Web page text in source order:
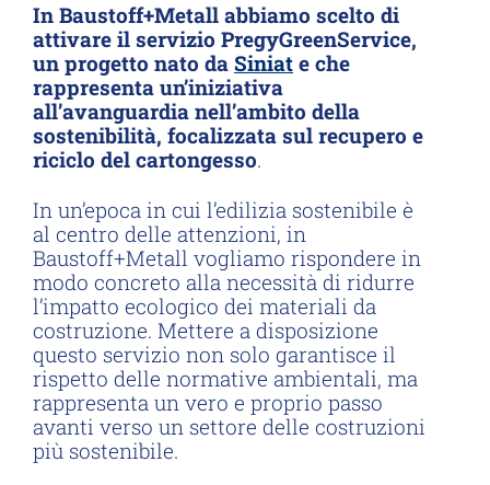
In Baustoff+Metall abbiamo scelto di
attivare il servizio PregyGreenService,
un progetto nato da Siniat e che
rappresenta un’iniziativa
all’avanguardia nell’ambito della
sostenibilità, focalizzata sul recupero e
riciclo del cartongesso.
In un’epoca in cui l’edilizia sostenibile è
al centro delle attenzioni, in
Baustoff+Metall vogliamo rispondere in
modo concreto alla necessità di ridurre
l’impatto ecologico dei materiali da
costruzione. Mettere a disposizione
questo servizio non solo garantisce il
rispetto delle normative ambientali, ma
rappresenta un vero e proprio passo
avanti verso un settore delle costruzioni
più sostenibile.